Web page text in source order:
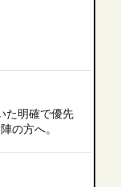
た明確で優先
の方へ。